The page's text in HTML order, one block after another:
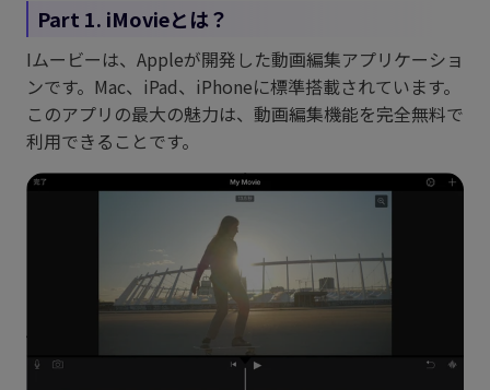
Part 1. iMovieとは？
Iムービーは、Appleが開発した動画編集アプリケーショ
ンです。Mac、iPad、iPhoneに標準搭載されています。
このアプリの最大の魅力は、動画編集機能を完全無料で
利用できることです。